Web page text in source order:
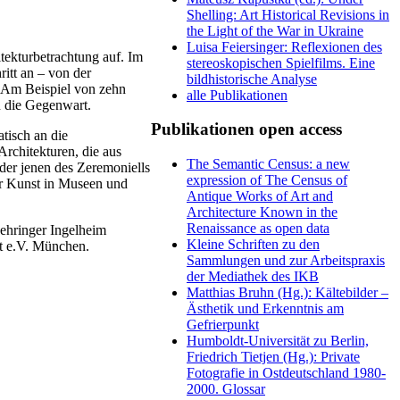
auf. Im
an – von der
Beispiel von zehn
die Gegenwart.
an die
die aus
jenen des Zeremoniells
Kunst in Museen und
Ingelheim
e.V. München.
Shelling: Art Historical Revisions in
the Light of the War in Ukraine
Luisa Feiersinger: Reflexionen des
stereoskopischen Spielfilms. Eine
bildhistorische Analyse
alle Publikationen
Publikationen open access
The Semantic Census: a new
expression of The Census of
Antique Works of Art and
Architecture Known in the
Renaissance as open data
Kleine Schriften zu den
Sammlungen und zur Arbeitspraxis
der Mediathek des IKB
Matthias Bruhn (Hg.): Kältebilder –
Ästhetik und Erkenntnis am
Gefrierpunkt
Humboldt-Universität zu Berlin,
Friedrich Tietjen (Hg.): Private
Fotografie in Ostdeutschland 1980-
2000. Glossar